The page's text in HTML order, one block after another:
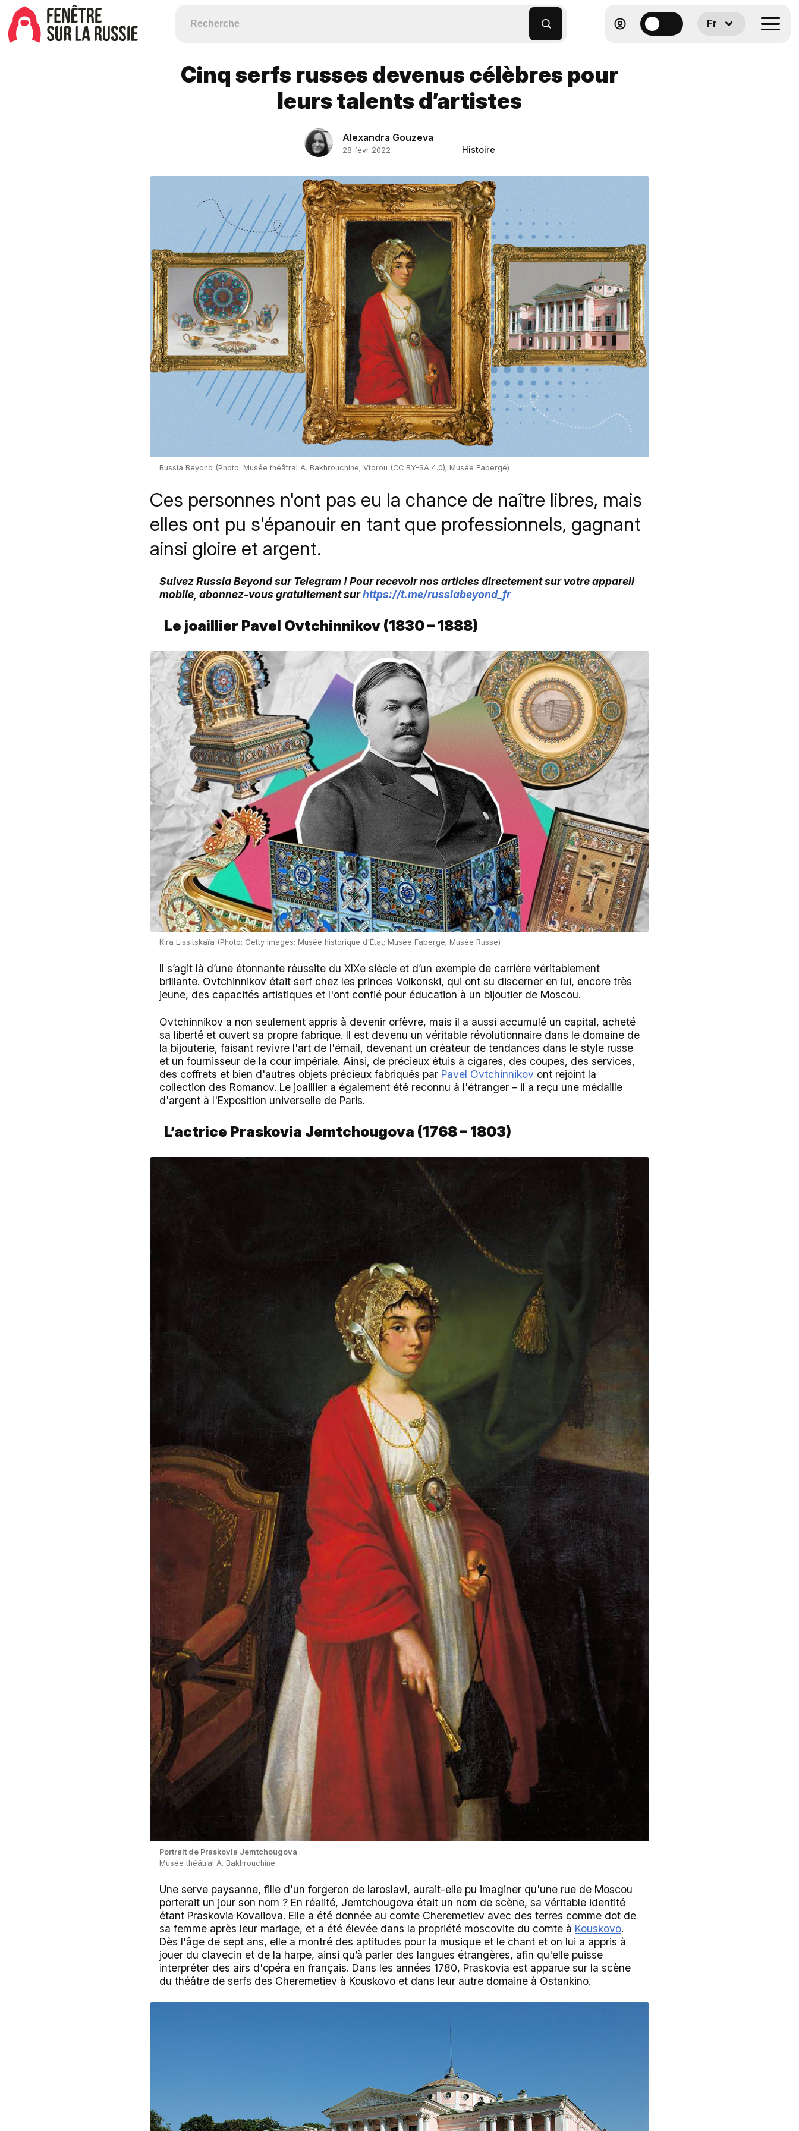
Fr
Cinq serfs russes devenus célèbres pour
leurs talents d’artistes
Alexandra Gouzeva
28 févr 2022 Histoire
Russia Beyond (Photo: Musée théâtral A. Bakhrouchine; Vtorou (CC BY-SA 4.0); Musée Fabergé)
Ces personnes n'ont pas eu la chance de naître libres, mais
elles ont pu s'épanouir en tant que professionnels, gagnant
ainsi gloire et argent.
Suivez Russia Beyond sur Telegram ! Pour recevoir nos articles directement sur votre appareil
mobile, abonnez-vous gratuitement surhttps://t.me/russiabeyond_fr
Le joaillier Pavel Ovtchinnikov (1830 – 1888)
Kira Lissitskaïa (Photo: Getty Images; Musée historique d'État; Musée Fabergé; Musée Russe)
Il s’agit là d’une étonnante réussite du XIXe siècle et d’un exemple de carrière véritablement
brillante. Ovtchinnikov était serf chez les princes Volkonski, qui ont su discerner en lui, encore très
jeune, des capacités artistiques et l'ont confié pour éducation à un bijoutier de Moscou.
Ovtchinnikov a non seulement appris à devenir orfèvre, mais il a aussi accumulé un capital, acheté
sa liberté et ouvert sa propre fabrique. Il est devenu un véritable révolutionnaire dans le domaine de
la bijouterie, faisant revivre l'art de l'émail, devenant un créateur de tendances dans le style russe
et un fournisseur de la cour impériale. Ainsi, de précieux étuis à cigares, des coupes, des services,
des coffrets et bien d'autres objets précieux fabriqués par Pavel Ovtchinnikov ont rejoint la
collection des Romanov. Le joaillier a également été reconnu à l'étranger – il a reçu une médaille
d'argent à l'Exposition universelle de Paris.
L’actrice Praskovia Jemtchougova (1768 – 1803)
Portrait de Praskovia Jemtchougova
Musée théâtral A. Bakhrouchine
Une serve paysanne, fille d'un forgeron de Iaroslavl, aurait-elle pu imaginer qu'une rue de Moscou
porterait un jour son nom ? En réalité, Jemtchougova était un nom de scène, sa véritable identité
étant Praskovia Kovaliova. Elle a été donnée au comte Cheremetiev avec des terres comme dot de
sa femme après leur mariage, et a été élevée dans la propriété moscovite du comte à Kouskovo.
Dès l'âge de sept ans, elle a montré des aptitudes pour la musique et le chant et on lui a appris à
jouer du clavecin et de la harpe, ainsi qu’à parler des langues étrangères, afin qu'elle puisse
interpréter des airs d'opéra en français. Dans les années 1780, Praskovia est apparue sur la scène
du théâtre de serfs des Cheremetiev à Kouskovo et dans leur autre domaine à Ostankino.